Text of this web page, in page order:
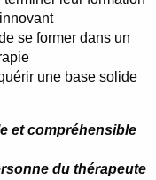
se former dans un
une base solide
et compréhensible
du thérapeute